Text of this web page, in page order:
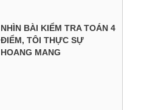
NHÌN BÀI KIỂM TRA TOÁN 4
ĐIỂM, TÔI THỰC SỰ
HOANG MANG